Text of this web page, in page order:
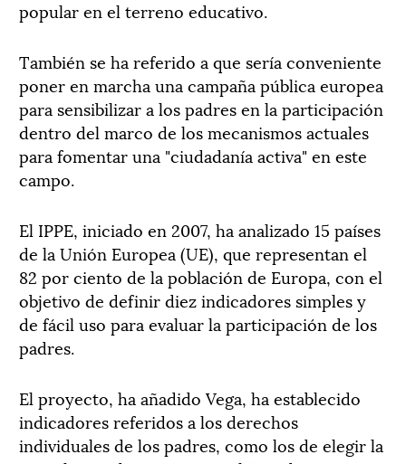
popular en el terreno educativo.
También se ha referido a que sería conveniente
poner en marcha una campaña pública europea
para sensibilizar a los padres en la participación
dentro del marco de los mecanismos actuales
para fomentar una "ciudadanía activa" en este
campo.
El IPPE, iniciado en 2007, ha analizado 15 países
de la Unión Europea (UE), que representan el
82 por ciento de la población de Europa, con el
objetivo de definir diez indicadores simples y
de fácil uso para evaluar la participación de los
padres.
El proyecto, ha añadido Vega, ha establecido
indicadores referidos a los derechos
individuales de los padres, como los de elegir la